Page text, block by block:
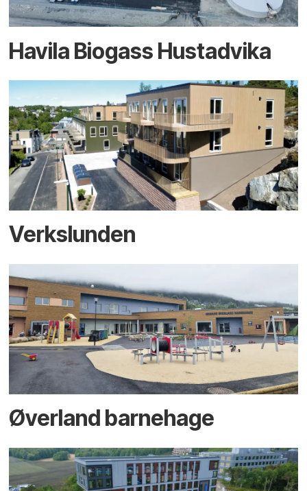
Havila Biogass Hustadvika
Verkslunden
Øverland barnehage